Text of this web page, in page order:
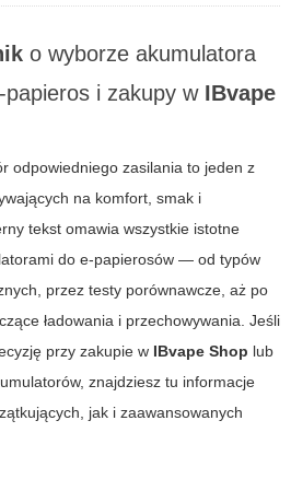
o wyborze akumulatora
i zakupy w IBvape
odpowiedniego zasilania to jeden z
na komfort, smak i
tekst omawia wszystkie istotne
do e-papierosów — od typów
przez testy porównawcze, aż po
ładowania i przechowywania. Jeśli
przy zakupie w IBvape Shop lub
znajdziesz tu informacje
jak i zaawansowanych